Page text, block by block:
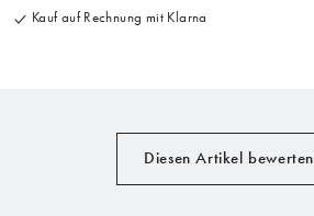
Kauf auf Rechnung mit Klarna
Diesen Artikel bewerten